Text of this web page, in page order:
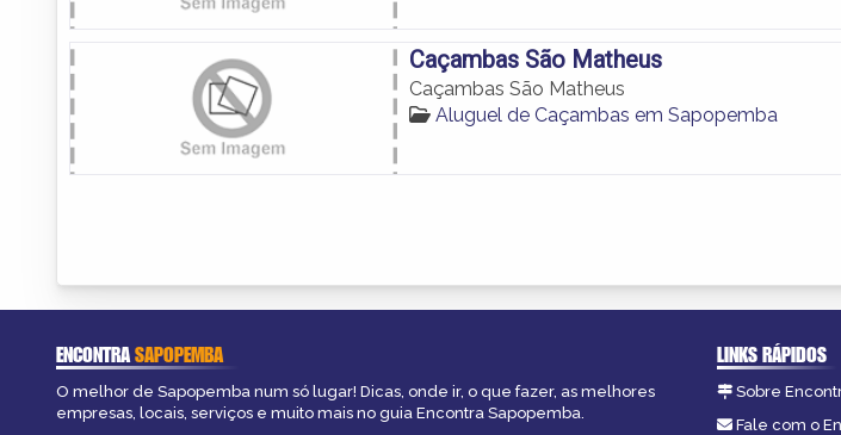
Caçambas São Matheus
Caçambas São Matheus
Aluguel de Caçambas em Sapopemba
ENCONTRASAPOPEMBA
O melhor de Sapopemba num só lugar! Dicas, onde ir, o que fazer, as melhores
empresas, locais, serviços e muito mais no guia Encontra Sapopemba.
LINKS RÁPIDOS
Sobre
Fale com o